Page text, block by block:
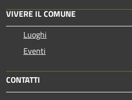
VIVERE IL COMUNE
Luoghi
Eventi
CONTATTI